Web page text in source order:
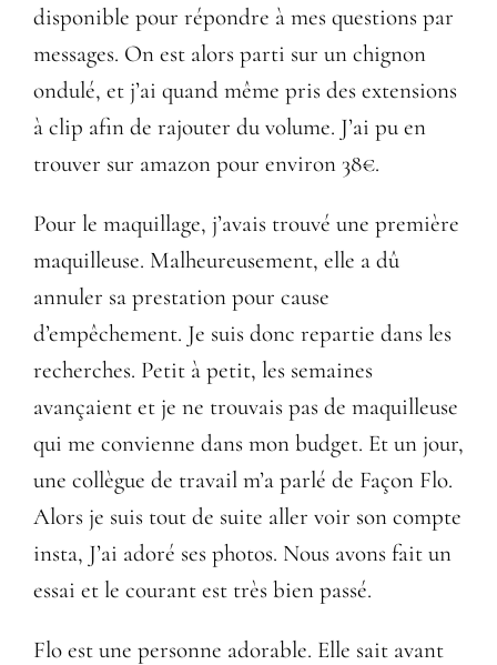
disponible pour répondre à mes questions par
messages. On est alors parti sur un chignon
ondulé, et j’ai quand même pris des extensions
à clip afin de rajouter du volume. J’ai pu en
trouver sur amazon pour environ 38€.
Pour le maquillage, j’avais trouvé une première
maquilleuse. Malheureusement, elle a dû
annuler sa prestation pour cause
d’empêchement. Je suis donc repartie dans les
recherches. Petit à petit, les semaines
avançaient et je ne trouvais pas de maquilleuse
qui me convienne dans mon budget. Et un jour,
une collègue de travail m’a parlé de Façon Flo.
Alors je suis tout de suite aller voir son compte
insta, J’ai adoré ses photos. Nous avons fait un
essai et le courant est très bien passé.
Flo est une personne adorable. Elle sait avant